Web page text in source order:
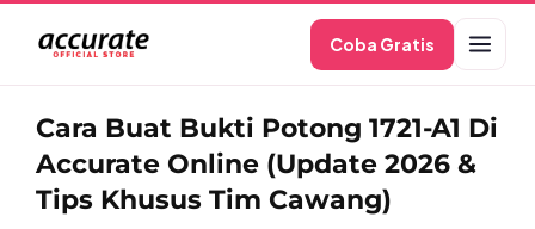
content
Coba Gratis
Cara Buat Bukti Potong 1721-A1 Di
Accurate Online (Update 2026 &
Tips Khusus Tim Cawang)